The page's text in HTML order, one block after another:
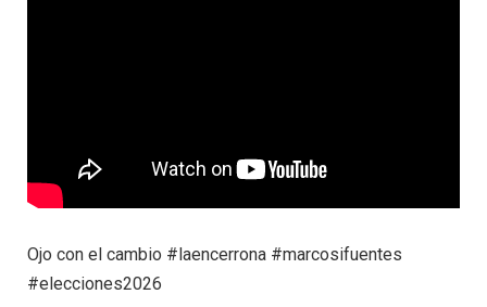
Ojo con el cambio #laencerrona #marcosifuentes
#elecciones2026